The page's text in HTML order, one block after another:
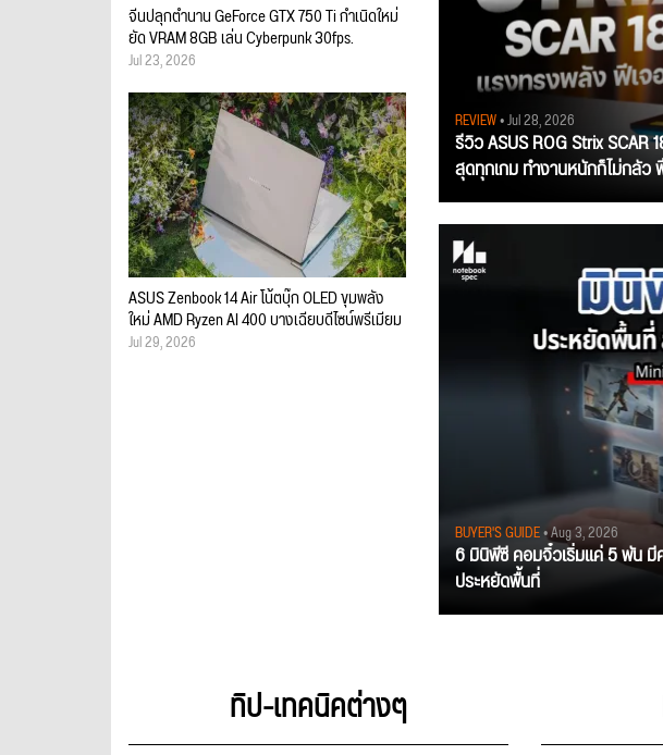
REVIEW• Jul 28, 2026
รีวิว ASUS ROG Strix
สุดทุกเกม ทำงานหนักก็ไม่กลัว
BUYER'S GUIDE• Aug 3, 2026
6 มินิพีซี คอมจิ๋วเริ่มแค่ 5 พัน
ประหยัดพื้นที่
จีนปลุกตำนาน GeForce GTX 750 Ti กำเนิดใหม่
ยัด VRAM 8GB เล่น Cyberpunk 30fps.
Jul 23, 2026
ASUS Zenbook 14 Air โน้ตบุ๊ก OLED ขุมพลัง
ใหม่ AMD Ryzen AI 400 บางเฉียบดีไซน์พรีเมียม
Jul 29, 2026
ทิป-เทคนิคต่างๆ